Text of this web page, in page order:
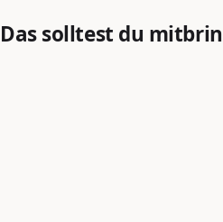
Das solltest du